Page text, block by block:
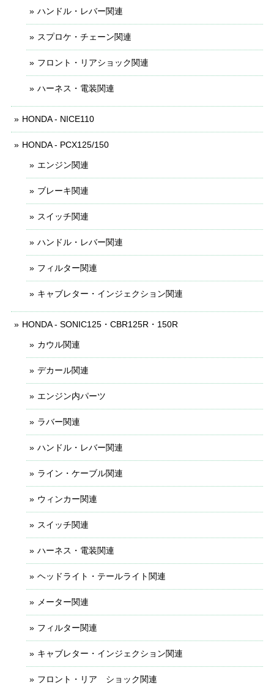
ハンドル・レバー関連
スプロケ・チェーン関連
フロント・リアショック関連
ハーネス・電装関連
HONDA - NICE110
HONDA - PCX125/150
エンジン関連
ブレーキ関連
スイッチ関連
ハンドル・レバー関連
フィルター関連
キャブレター・インジェクション関連
HONDA - SONIC125・CBR125R・150R
カウル関連
デカール関連
エンジン内パーツ
ラバー関連
ハンドル・レバー関連
ライン・ケーブル関連
ウィンカー関連
スイッチ関連
ハーネス・電装関連
ヘッドライト・テールライト関連
メーター関連
フィルター関連
キャブレター・インジェクション関連
フロント・リア ショック関連